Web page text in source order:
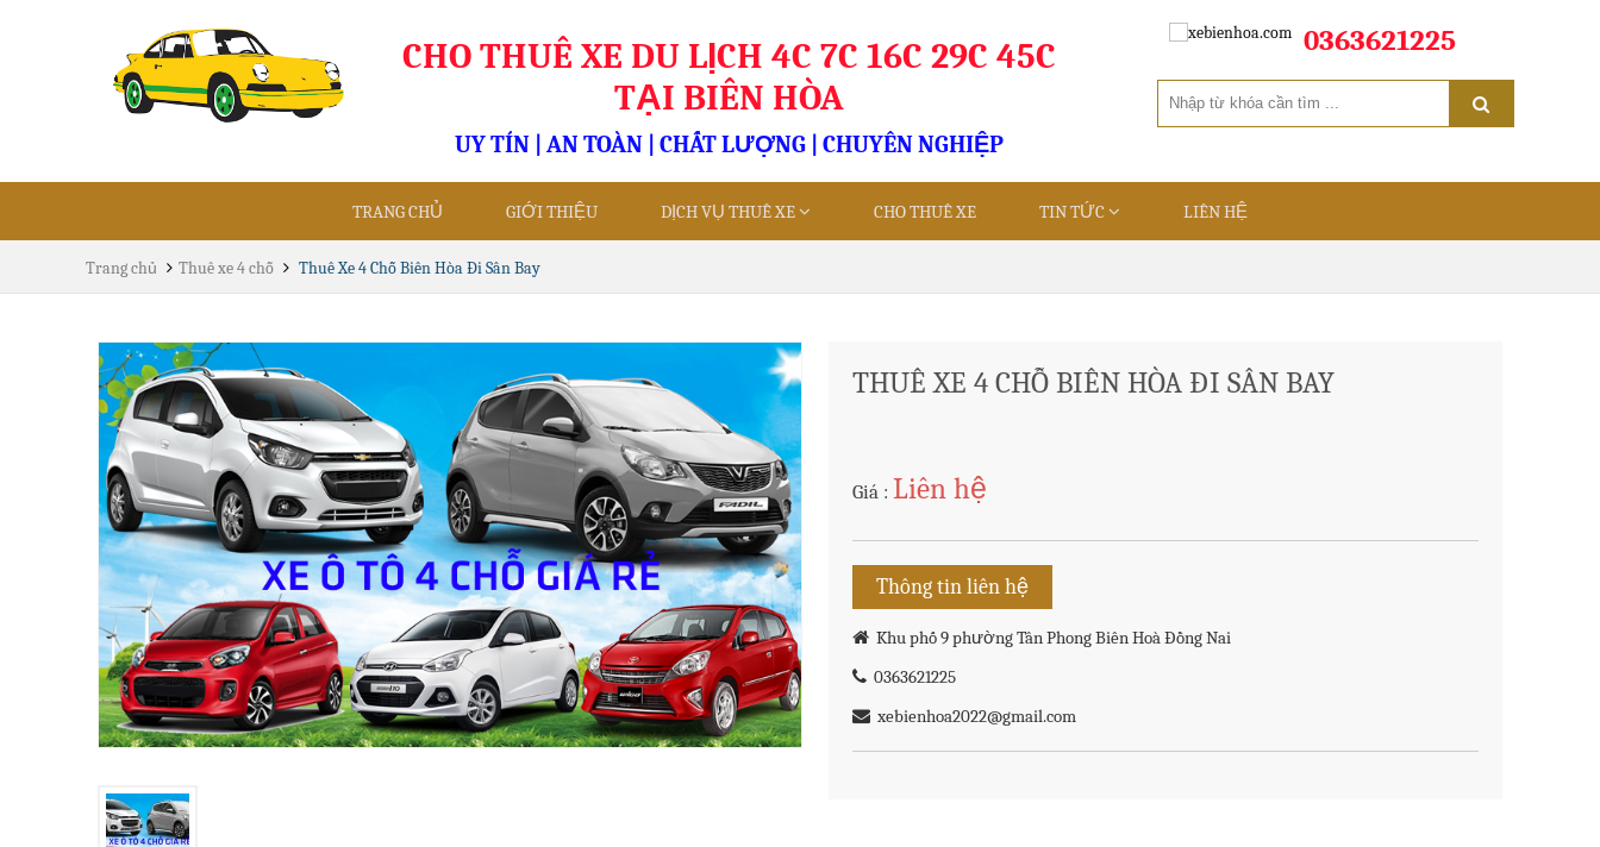
CHO THUÊ XE DU LỊCH 4C 7C 16C 29C 45C
TẠI BIÊN HÒA
UY TÍN | AN TOÀN | CHẤT LƯỢNG | CHUYÊN NGHIỆP
0363621225
TRANG CHỦ GIỚI THIỆU DỊCH VỤ THUÊ XE CHO THUÊ XE TIN TỨC LIÊN HỆ
Trang chủ Thuê xe 4 chỗ Thuê Xe 4 Chỗ Biên Hòa Đi Sân Bay
THUÊ XE 4 CHỖ BIÊN HÒA ĐI SÂN BAY
Giá : Liên hệ
Thông tin liên hệ
Khu phố 9 phường Tân Phong Biên Hoà Đồng Nai
0363621225
xebienhoa2022@gmail.com